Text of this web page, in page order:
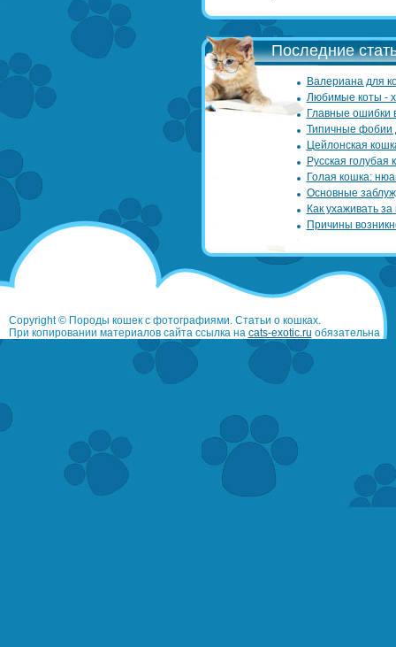
Последние
Валериана для
Любимые коты -
Главные ошибки
Типичные фобии
Цейлонская
Русская голубая
Голая кошка:
Основные
Как ухаживать
Причины
Copyright © Породы кошек с фотографиями. Статьи о кошках.
При копировании материалов сайта ссылка на cats-exotic.ru обязательна